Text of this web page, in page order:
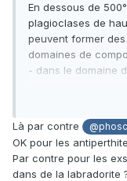
En dessous de
plagioclases de
peuvent former
domaines de
- dans le domaine
- dans le domaine
association An35-
intermediaire An50.
Là par contre
OK pour les
Par contre pour les
dans de la labradorite